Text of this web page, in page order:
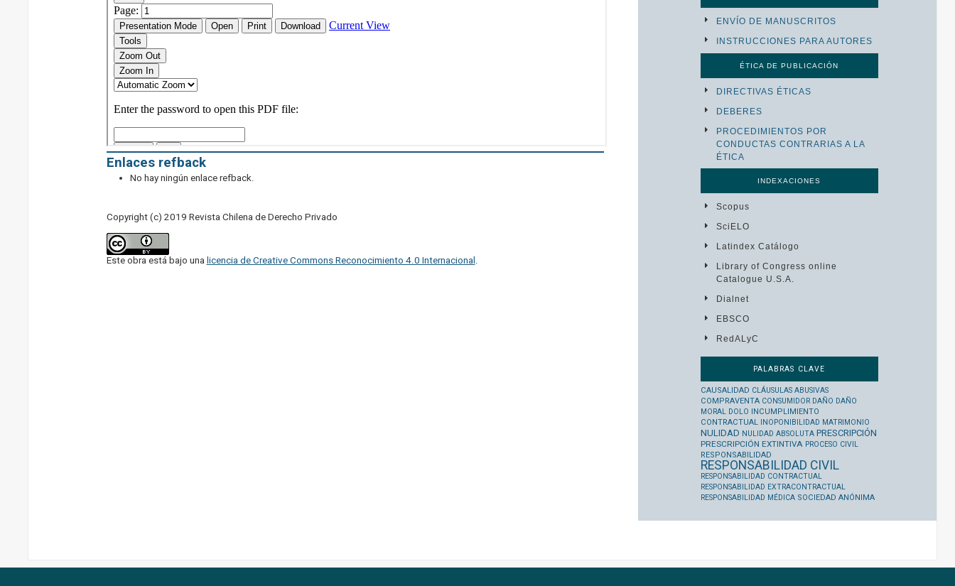
ENVÍO DE MANUSCRITOS
INSTRUCCIONES PARA AUTORES
ÉTICA DE PUBLICACIÓN
DIRECTIVAS ÉTICAS
DEBERES
PROCEDIMIENTOS POR
CONDUCTAS CONTRARIAS A LA
ÉTICA
INDEXACIONES
Scopus
SciELO
Latindex Catálogo
Library of Congress online
Catalogue U.S.A.
Dialnet
EBSCO
RedALyC
PALABRAS CLAVE
CAUSALIDAD CLÁUSULAS ABUSIVAS
COMPRAVENTA CONSUMIDOR DAÑO DAÑO
MORAL
DOLO INCUMPLIMIENTO
CONTRACTUAL
INOPONIBILIDAD MATRIMONIO
NULIDAD NULIDAD ABSOLUTA PRESCRIPCIÓN
PRESCRIPCIÓN EXTINTIVA PROCESO CIVIL
RESPONSABILIDAD
RESPONSABILIDAD CIVIL
RESPONSABILIDAD CONTRACTUAL
RESPONSABILIDAD EXTRACONTRACTUAL
RESPONSABILIDAD MÉDICA SOCIEDAD ANÓNIMA
Enlaces refback
No hay ningún enlace refback.
Copyright (c) 2019 Revista Chilena de Derecho Privado
Este obra está bajo una licencia de Creative Commons Reconocimiento 4.0 Internacional .